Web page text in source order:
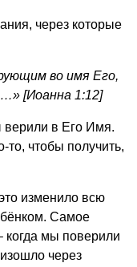
через которые
во имя Его,
[Иоанна 1:12]
в Его Имя.
то, чтобы получить,
изменило всю
Самое
когда мы поверили
через